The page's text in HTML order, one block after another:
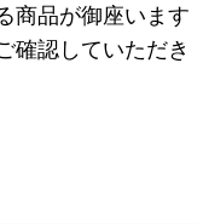
商品が御座います
確認していただき